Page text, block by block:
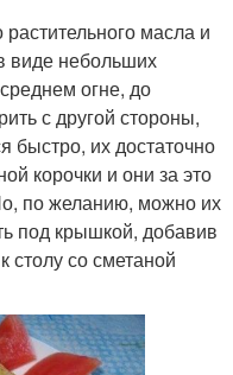
масла и
виде небольших
огне, до
с другой стороны,
быстро, их достаточно
корочки и они за это
по желанию, можно их
под крышкой, добавив
столу со сметаной